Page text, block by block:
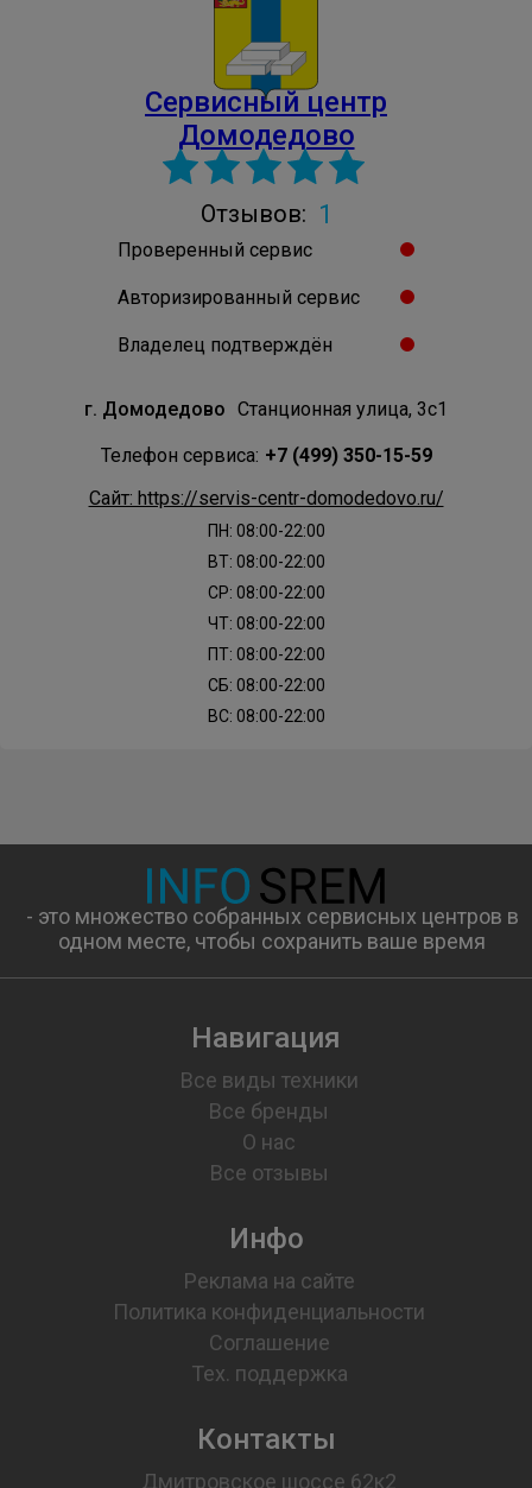
Сервисный центр
Домодедово
Отзывов: 1
Проверенный сервис
Авторизированный сервис
Владелец подтверждён
г. Домодедово Станционная улица, 3с1
Телефон сервиса: +7 (499) 350-15-59
Сайт: https://servis-centr-domodedovo.ru/
ПН: 08:00-22:00
ВТ: 08:00-22:00
СР: 08:00-22:00
ЧТ: 08:00-22:00
ПТ: 08:00-22:00
СБ: 08:00-22:00
ВС: 08:00-22:00
- это множество собранных сервисных центров в
одном месте, чтобы сохранить ваше время
Навигация
Все виды техники
Все бренды
О нас
Все отзывы
Инфо
Реклама на сайте
Политика конфиденциальности
Соглашение
Тех. поддержка
Контакты
Дмитровское шоссе 62к2